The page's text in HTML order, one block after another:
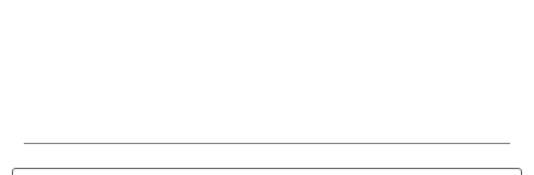
Všechny ceny jsou včetně DPH, bezpoštovného a balného